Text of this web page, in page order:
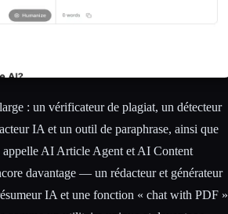
: un vérificateur de plagiat, un détecteur
IA et un outil de paraphrase, ainsi que
appelle AI Article Agent et AI Content
davantage — un rédacteur et générateur
IA et une fonction « chat with PDF »